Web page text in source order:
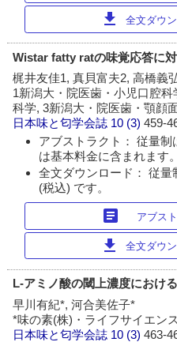
download 全文ダウ
Wistar fatty ratの味覚応答に
梶井友佳1, 真貝富夫2, 高橋義
1新潟大・院医歯・小児口腔
科学, 3新潟大・院医歯・顎顔
日本味と匂学会誌 10 (3)459-
アブストラクト： 従量制
は基本料金に含まれます。
全文ダウンロード： 従量
(税込) です。
article アブス
download 全文ダウ
L-アミノ酸の閾上濃度におけ
早川有紀*, 河合美佐子*
*味の素(株)・ライフサイエン
日本味と匂学会誌 10 (3)463-